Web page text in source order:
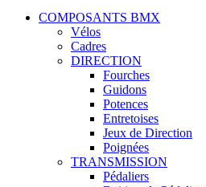
COMPOSANTS BMX
Vélos
Cadres
DIRECTION
Fourches
Guidons
Potences
Entretoises
Jeux de Direction
Poignées
TRANSMISSION
Pédaliers